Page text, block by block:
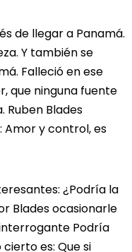
de llegar a Panamá.
Y también se
Falleció en ese
que ninguna fuente
Ruben Blades
Amor y control, es
¿Podría la
Blades ocasionarle
Podría
es: Que si